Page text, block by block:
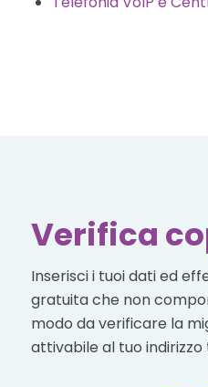
Verifica
Inserisci i tuoi dati ed
gratuita che non
modo da verificare la
attivabile al tuo indirizzo